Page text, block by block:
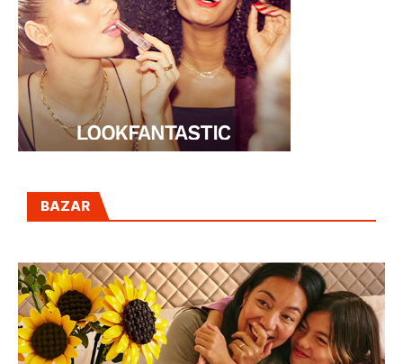
BAZAR